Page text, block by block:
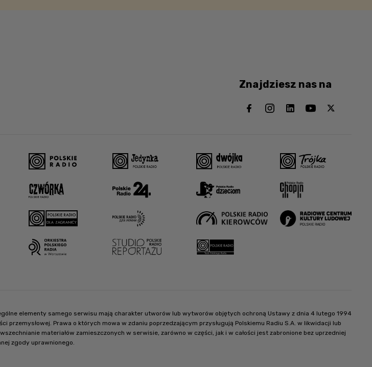
Znajdziesz nas na
elementy samego serwisu mają charakter utworów lub wytworów objętych ochroną Ustawy z dnia 4 lutego 1994
Prawa o których mowa w zdaniu poprzedzającym przysługują Polskiemu Radiu S.A. w likwidacji lub
materiałów zamieszczonych w serwisie, zarówno w części, jak i w całości jest zabronione bez uprzedniej
zgody uprawnionego.